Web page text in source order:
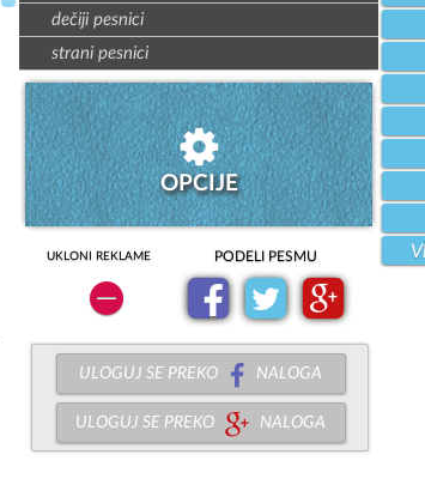
dečiji pesnici
strani pesnici
OPCIJE
UKLONI REKLAME PODELI PESMU
ULOGUJ SE PREKO NALOGA
ULOGUJ SE PREKO NALOGA